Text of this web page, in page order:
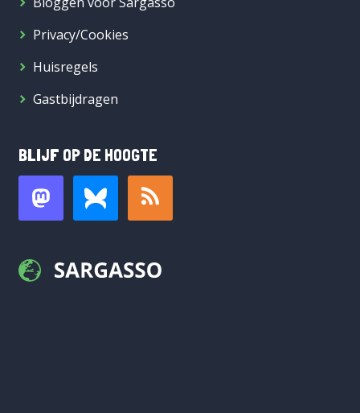
Privacy/Cookies
Huisregels
Gastbijdragen
BLIJF OP DE HOOGTE